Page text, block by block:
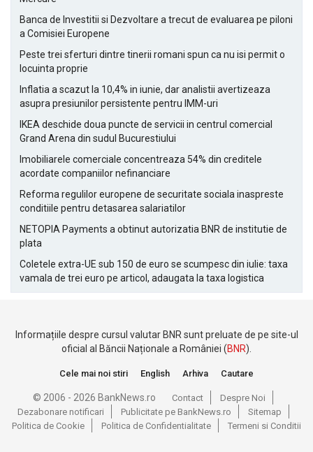
Banca de Investitii si Dezvoltare a trecut de evaluarea pe piloni
a Comisiei Europene
Peste trei sferturi dintre tinerii romani spun ca nu isi permit o
locuinta proprie
Inflatia a scazut la 10,4% in iunie, dar analistii avertizeaza
asupra presiunilor persistente pentru IMM-uri
IKEA deschide doua puncte de servicii in centrul comercial
Grand Arena din sudul Bucurestiului
Imobiliarele comerciale concentreaza 54% din creditele
acordate companiilor nefinanciare
Reforma regulilor europene de securitate sociala inaspreste
conditiile pentru detasarea salariatilor
NETOPIA Payments a obtinut autorizatia BNR de institutie de
plata
Coletele extra-UE sub 150 de euro se scumpesc din iulie: taxa
vamala de trei euro pe articol, adaugata la taxa logistica
Informațiile despre cursul valutar BNR sunt preluate de pe site-ul
oficial al Băncii Naționale a României (BNR).
Cele mai noi stiri English Arhiva Cautare
© 2006 - 2026 BankNews.ro Contact
Despre Noi
Dezabonare notificari
Publicitate pe BankNews.ro
Sitemap
Politica de Cookie
Politica de Confidentialitate Termeni si Conditii